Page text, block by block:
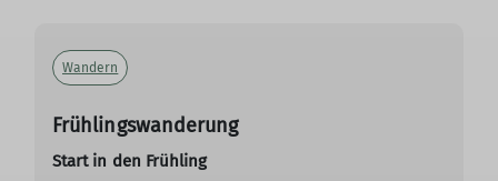
Wandern
Frühlingswanderung
Start in den Frühling